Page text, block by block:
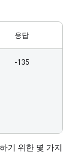
응답
-135
기 위한 몇 가지